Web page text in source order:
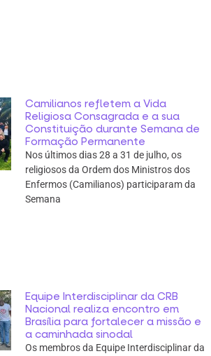
Camilianos refletem a Vida
Religiosa Consagrada e a sua
Constituição durante Semana de
Formação Permanente
Nos últimos dias 28 a 31 de julho, os
religiosos da Ordem dos Ministros dos
Enfermos (Camilianos) participaram da
Semana
Equipe Interdisciplinar da CRB
Nacional realiza encontro em
Brasília para fortalecer a missão e
a caminhada sinodal
Os membros da Equipe Interdisciplinar da